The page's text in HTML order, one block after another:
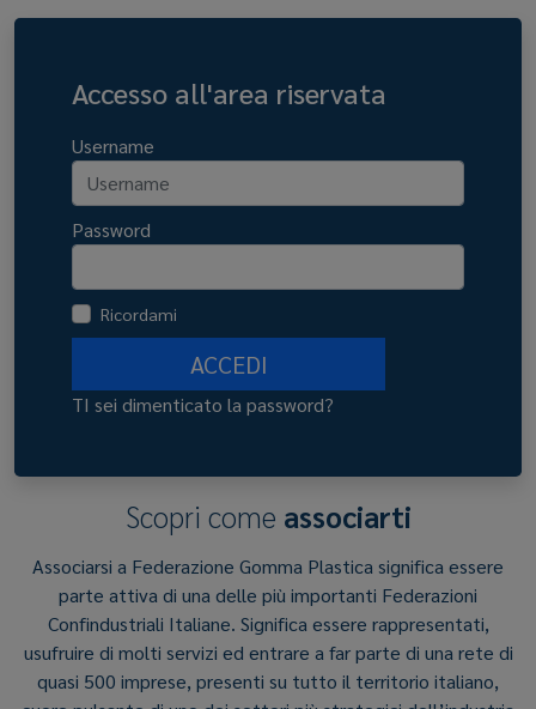
Accesso all'area riservata
Username
Password
Ricordami
ACCEDI
TI sei dimenticato la password?
Scopri come associarti
Associarsi a Federazione Gomma Plastica significa essere
parte attiva di una delle più importanti Federazioni
Confindustriali Italiane. Significa essere rappresentati,
usufruire di molti servizi ed entrare a far parte di una rete di
quasi 500 imprese, presenti su tutto il territorio italiano,